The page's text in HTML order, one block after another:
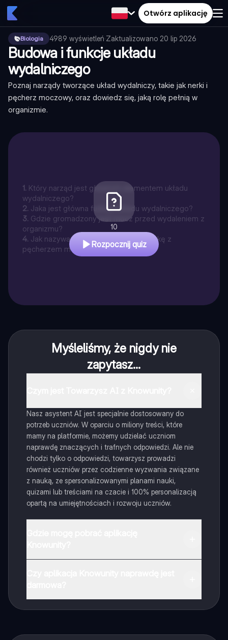
Otwórz aplikację
Biologia 4989 wyświetleń·Zaktualizowano 20 lip 2026
Budowa i funkcje układu
wydalniczego
Poznaj narządy tworzące układ wydalniczy, takie jak nerki i
pęcherz moczowy, oraz dowiedz się, jaką rolę pełnią w
organizmie.
1. Który narząd jest głównym elementem układu
wydalniczego?
2. Jaka jest główna funkcja układu wydalniczego?
3. Gdzie gromadzony jest mocz przed wydaleniem z
organizmu?
4. Jak nazywa się przewód łączący nerkę z
pęcherzem moczowym?
10
Rozpocznij quiz
Myśleliśmy, że nigdy nie
zapytasz...
Nasz asystent AI jest specjalnie dostosowany do
potrzeb uczniów. W oparciu o miliony treści, które
mamy na platformie, możemy udzielać uczniom
naprawdę znaczących i trafnych odpowiedzi. Ale nie
chodzi tylko o odpowiedzi, towarzysz prowadzi
również uczniów przez codzienne wyzwania związane
z nauką, ze spersonalizowanymi planami nauki,
quizami lub treściami na czacie i 100% personalizacją
opartą na umiejętnościach i rozwoju uczniów.